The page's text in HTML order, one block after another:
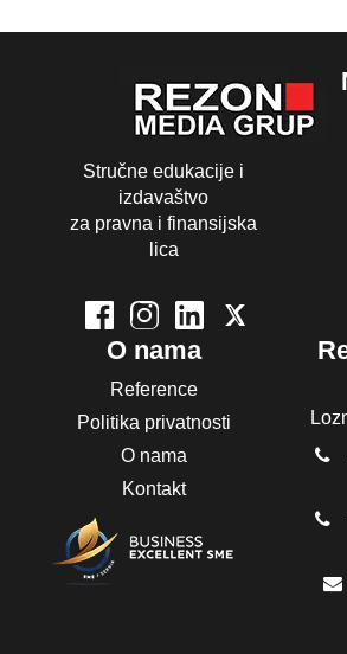
Stručne edukacije i
izdavaštvo
za pravna i finansijska
lica
O nama
Reference
Politika privatnosti
O nama
Kontakt